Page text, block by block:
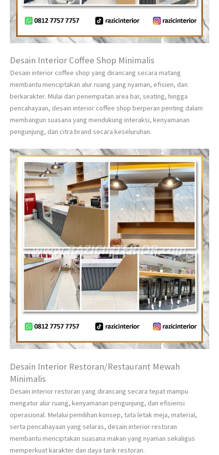
Desain Interior Coffee Shop Minimalis
Desain interior coffee shop yang dirancang secara matang
membantu menciptakan alur ruang yang nyaman, efisien, dan
berkarakter. Mulai dari penempatan area bar, seating, hingga
pencahayaan, desain interior coffee shop berperan penting dalam
membangun suasana yang mendukung interaksi, kenyamanan
pengunjung, dan citra brand secara keseluruhan.
Desain Interior Restoran/Restaurant Mewah
Minimalis
Desain interior restoran yang dirancang secara tepat mampu
mengatur alur ruang, kenyamanan pengunjung, dan efisiensi
operasional. Melalui pemilihan konsep, tata letak meja, material,
serta pencahayaan yang selaras, desain interior restoran
membantu menciptakan suasana makan yang nyaman sekaligus
memperkuat karakter dan daya tarik restoran.